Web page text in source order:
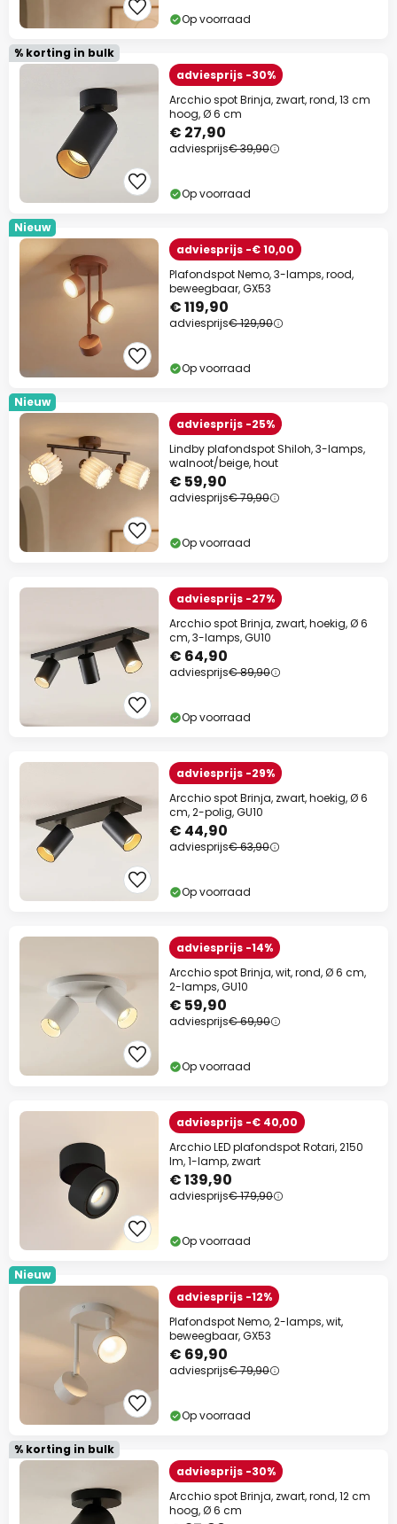
Op voorraad
% korting in bulk
adviesprijs -30%
Arcchio spot Brinja, zwart, rond, 13 cm
hoog, Ø 6 cm
€ 27,90
adviesprijs€ 39,90
Op voorraad
Nieuw
adviesprijs -€ 10,00
Plafondspot Nemo, 3-lamps, rood,
beweegbaar, GX53
€ 119,90
adviesprijs€ 129,90
Op voorraad
Nieuw
adviesprijs -25%
Lindby plafondspot Shiloh, 3-lamps,
walnoot/beige, hout
€ 59,90
adviesprijs€ 79,90
Op voorraad
adviesprijs -27%
Arcchio spot Brinja, zwart, hoekig, Ø 6
cm, 3-lamps, GU10
€ 64,90
adviesprijs€ 89,90
Op voorraad
adviesprijs -29%
Arcchio spot Brinja, zwart, hoekig, Ø 6
cm, 2-polig, GU10
€ 44,90
adviesprijs€ 63,90
Op voorraad
adviesprijs -14%
Arcchio spot Brinja, wit, rond, Ø 6 cm,
2-lamps, GU10
€ 59,90
adviesprijs€ 69,90
Op voorraad
adviesprijs -€ 40,00
Arcchio LED plafondspot Rotari, 2150
lm, 1-lamp, zwart
€ 139,90
adviesprijs€ 179,90
Op voorraad
Nieuw
adviesprijs -12%
Plafondspot Nemo, 2-lamps, wit,
beweegbaar, GX53
€ 69,90
adviesprijs€ 79,90
Op voorraad
% korting in bulk
adviesprijs -30%
Arcchio spot Brinja, zwart, rond, 12 cm
hoog, Ø 6 cm